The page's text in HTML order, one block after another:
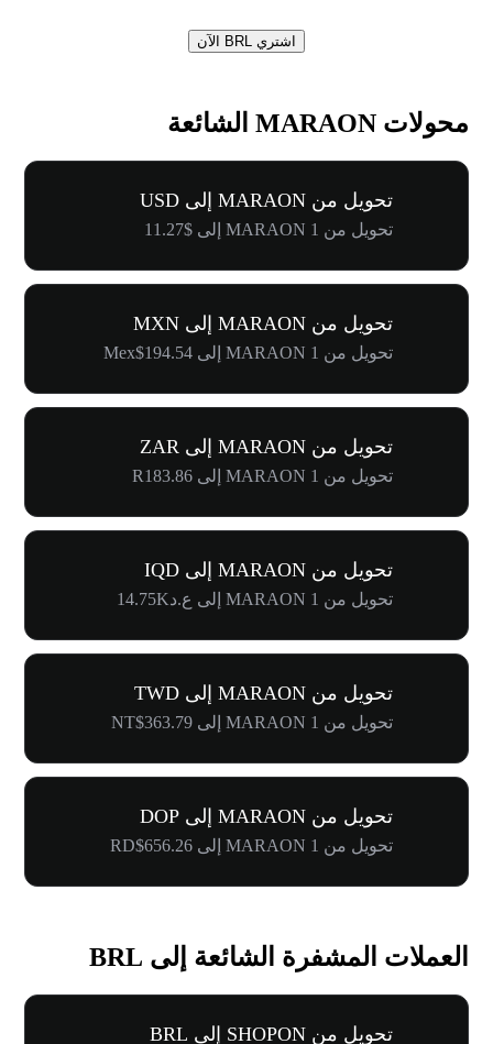
اشتري BRL الآن
محولات MARAON الشائعة
تحويل من MARAON إلى USD
تحويل من 1 MARAON إلى $11.27
تحويل من MARAON إلى MXN
تحويل من 1 MARAON إلى Mex$194.54
تحويل من MARAON إلى ZAR
تحويل من 1 MARAON إلى R183.86
تحويل من MARAON إلى IQD
تحويل من 1 MARAON إلى ع.د14.75K
تحويل من MARAON إلى TWD
تحويل من 1 MARAON إلى NT$363.79
تحويل من MARAON إلى DOP
تحويل من 1 MARAON إلى RD$656.26
العملات المشفرة الشائعة إلى BRL
تحويل من SHOPON إلى BRL